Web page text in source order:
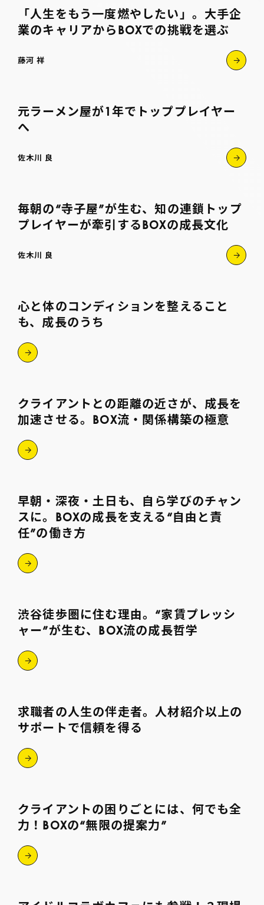
「人生をもう一度燃やしたい」。大手企
業のキャリアからBOXでの挑戦を選ぶ
藤河 祥
元ラーメン屋が1年でトッププレイヤー
へ
佐木川 良
毎朝の“寺子屋”が生む、知の連鎖トップ
プレイヤーが牽引するBOXの成長文化
佐木川 良
心と体のコンディションを整えること
も、成長のうち
クライアントとの距離の近さが、成長を
加速させる。BOX流・関係構築の極意
早朝・深夜・土日も、自ら学びのチャン
スに。BOXの成長を支える“自由と責
任”の働き方
渋谷徒歩圏に住む理由。“家賃プレッシ
ャー”が生む、BOX流の成長哲学
求職者の人生の伴走者。人材紹介以上の
サポートで信頼を得る
クライアントの困りごとには、何でも全
力！BOXの“無限の提案力”